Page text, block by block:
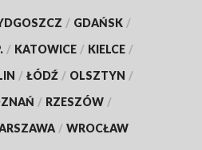
/ GDAŃSK /
/ KATOWICE / KIELCE /
/ ŁÓDŹ / OLSZTYN /
/ RZESZÓW /
/ WROCŁAW